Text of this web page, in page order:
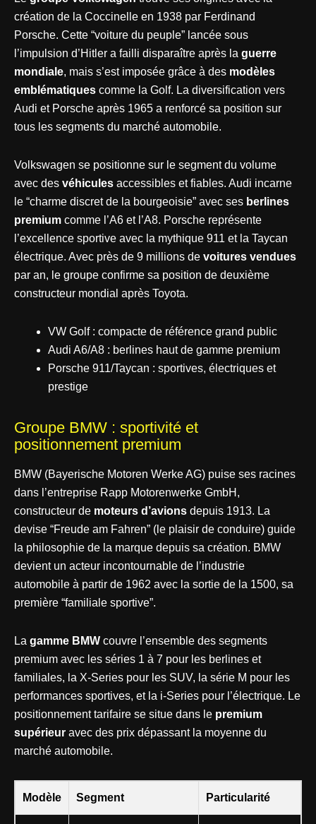
création de la Coccinelle en 1938 par Ferdinand
Porsche. Cette “voiture du peuple” lancée sous
l’impulsion d’Hitler a failli disparaître après la guerre
mondiale, mais s’est imposée grâce à des modèles
emblématiques comme la Golf. La diversification vers
Audi et Porsche après 1965 a renforcé sa position sur
tous les segments du marché automobile.
Volkswagen se positionne sur le segment du volume
avec des véhicules accessibles et fiables. Audi incarne
le “charme discret de la bourgeoisie” avec ses berlines
premium comme l’A6 et l’A8. Porsche représente
l’excellence sportive avec la mythique 911 et la Taycan
électrique. Avec près de 9 millions de voitures vendues
par an, le groupe confirme sa position de deuxième
constructeur mondial après Toyota.
VW Golf : compacte de référence grand public
Audi A6/A8 : berlines haut de gamme premium
Porsche 911/Taycan : sportives, électriques et
prestige
Groupe BMW : sportivité et
positionnement premium
BMW (Bayerische Motoren Werke AG) puise ses racines
dans l’entreprise Rapp Motorenwerke GmbH,
constructeur de moteurs d’avions depuis 1913. La
devise “Freude am Fahren” (le plaisir de conduire) guide
la philosophie de la marque depuis sa création. BMW
devient un acteur incontournable de l’industrie
automobile à partir de 1962 avec la sortie de la 1500, sa
première “familiale sportive”.
La gamme BMW couvre l’ensemble des segments
premium avec les séries 1 à 7 pour les berlines et
familiales, la X-Series pour les SUV, la série M pour les
performances sportives, et la i-Series pour l’électrique. Le
positionnement tarifaire se situe dans le premium
supérieur avec des prix dépassant la moyenne du
marché automobile.
Modèle Segment Particularité